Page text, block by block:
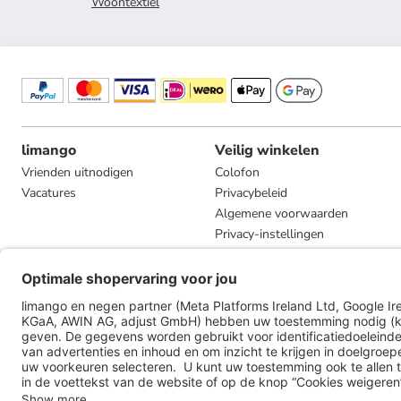
limango
Vrienden uitnodigen
Vacatures
Veilig winkelen
Colofon
Privacybeleid
Algemene voorwaarden
Privacy-instellingen
Compliance